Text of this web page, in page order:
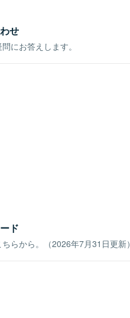
せ
にお答えします。
ド
らから。（2026年7月31日更新）